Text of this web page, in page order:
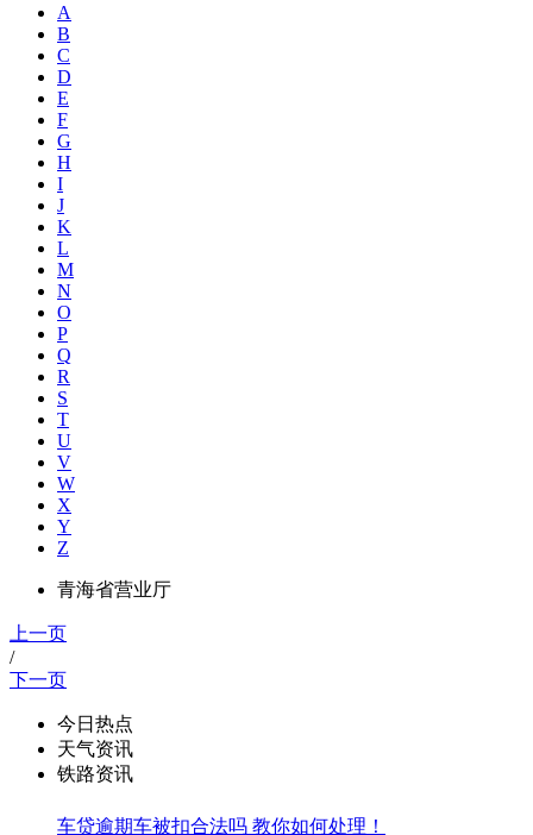
A
B
C
D
E
F
G
H
I
J
K
L
M
N
O
P
Q
R
S
T
U
V
W
X
Y
Z
青海省营业厅
上一页
/
下一页
今日热点
天气资讯
铁路资讯
车贷逾期车被扣合法吗 教你如何处理！